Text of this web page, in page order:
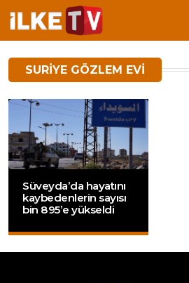
SURIYE GÖZLEM EVI
Süveyda’da hayatını
kaybedenlerin sayısı
bin 895’e yükseldi